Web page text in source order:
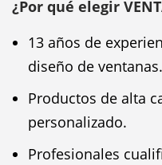
¿Por qué elegir
13 años de
diseño de ventanas.
Productos de alta
personalizado.
Profesionales